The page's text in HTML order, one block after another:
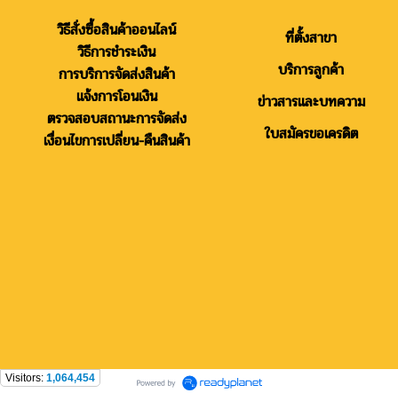
วิธีสั่งซื้อสินค้าออนไลน์
วิธีการชำระเงิน
การบริการจัดส่งสินค้า
แจ้งการโอนเงิน
ตรวจสอบสถานะการจัดส่ง
เงื่อนไขการเปลี่ยน-คืนสินค้า
ที่ตั้งสาขา
บริการลูกค้า
ข่าวสารและบทความ
ใบสมัครขอเครดิต
Visitors: 1,064,454